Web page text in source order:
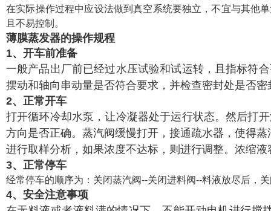
在实际操作过程中应设法做到真空系统要独立，不宜与其他
且不易控制。
薄膜蒸发器的操作规程
1、开车前准备
一般产品出厂前已经过水压试验和试运转，且指标符
摆动和轴向串动量是否符合要求，并检查密封处是否密
2、正常开车
打开循环冷却水泵，让冷凝器处于运行状态。然后打
方向是否正确。 蒸汽阀缓慢打开，接通疏水器，使得
进行取样分析，如果浓度不达标，则进行调整。浓缩
3、正常停车
经常停车的顺序为：关闭蒸汽阀--关闭进料阀--料液放尽后，
4、安全注意事项